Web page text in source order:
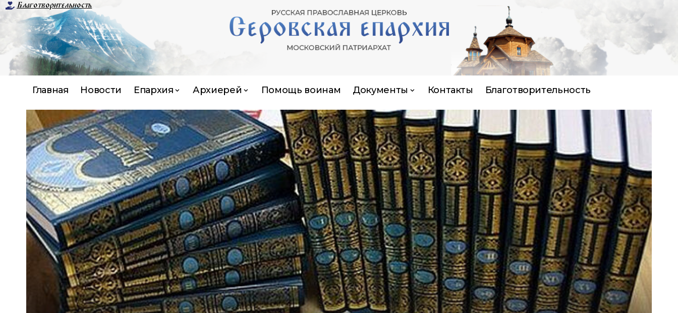
Благотворительность
Главная Новости Епархия Архиерей Помощь воинам Документы Контакты Благотворительность